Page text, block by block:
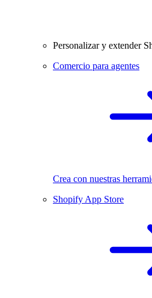
Personalizar y extender
Comercio para agentes
Crea con nuestras
Shopify App Store